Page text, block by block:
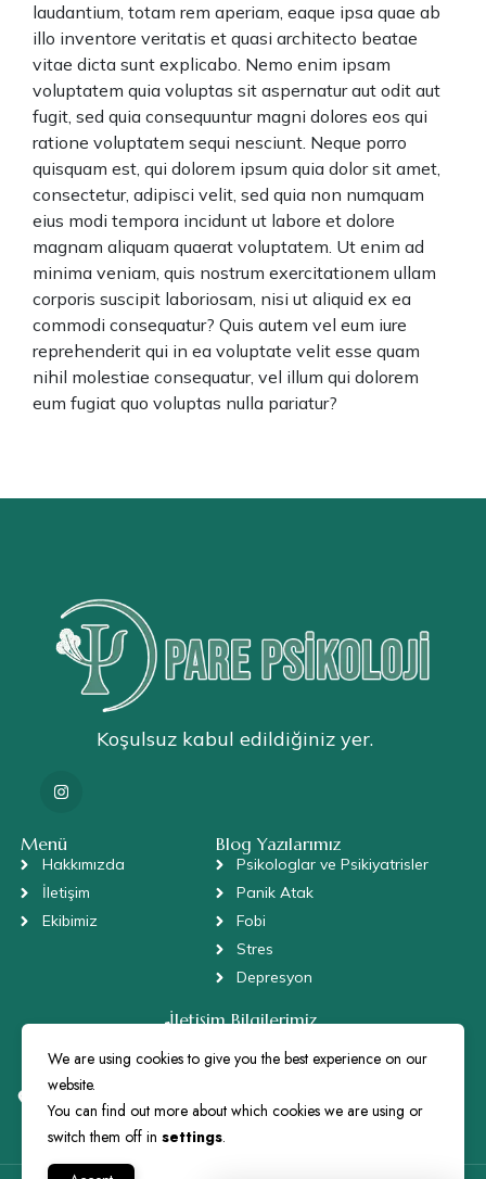
laudantium, totam rem aperiam, eaque ipsa quae ab
illo inventore veritatis et quasi architecto beatae
vitae dicta sunt explicabo. Nemo enim ipsam
voluptatem quia voluptas sit aspernatur aut odit aut
fugit, sed quia consequuntur magni dolores eos qui
ratione voluptatem sequi nesciunt. Neque porro
quisquam est, qui dolorem ipsum quia dolor sit amet,
consectetur, adipisci velit, sed quia non numquam
eius modi tempora incidunt ut labore et dolore
magnam aliquam quaerat voluptatem. Ut enim ad
minima veniam, quis nostrum exercitationem ullam
corporis suscipit laboriosam, nisi ut aliquid ex ea
commodi consequatur? Quis autem vel eum iure
reprehenderit qui in ea voluptate velit esse quam
nihil molestiae consequatur, vel illum qui dolorem
eum fugiat quo voluptas nulla pariatur?
Koşulsuz kabul edildiğiniz yer.
Menü
Hakkımızda
İletişim
Ekibimiz
Blog Yazılarımız
Psikologlar ve Psikiyatrisler
Panik Atak
Fobi
Stres
Depresyon
İletişim Bilgilerimiz
+90 505 672 72 73
danis@parepsikoloji.com
Bulgurlu, Sütçü Sokak, No: 6/2 , Daire: 3, Üsküdar/İstanbul
34696
We are using cookies to give you the best experience on our
website.
You can find out more about which cookies we are using or
switch them off in settings.